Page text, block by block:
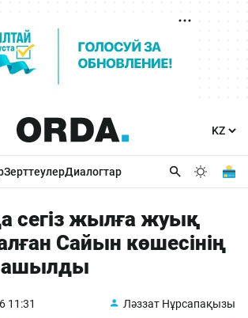
ЗерттеулерДиалогтар
сегіз жылға жуық
Сайын көшесінің
ашылды
11:31 Ләззат Нұрсапақызы